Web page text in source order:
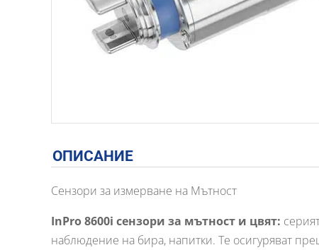
ОПИСАНИЕ
Сензори за измерване на Мътност
InPro 8600i сензори за мътност и цвят:
наблюдение на бира, напитки. Те осигуряват